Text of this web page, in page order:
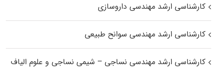
کارشناسی ارشد مهندسی داروسازی
کارشناسی ارشد مهندسی سوانح طبیعی
کارشناسی ارشد مهندسی نساجی – شیمی نساجی و علوم الیاف